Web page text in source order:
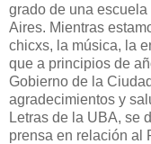
grado de una
Aires. Mientras
chicxs, la música, la
que a principios de
Gobierno de la
agradecimientos y
Letras de la UBA, se
prensa en relación al